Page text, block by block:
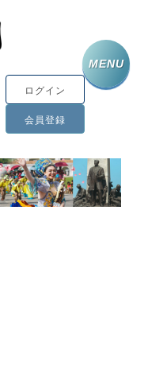
ログイン
会員登録
MENU